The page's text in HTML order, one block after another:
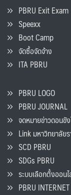
PBRU Exit Exam
Speexx
Boot Camp
จัดซื้อจัดจ้าง
ITA PBRU
PBRU LOGO
PBRU JOURNAL
จดหมายข่าวดอนขั
Link มหาวิทยาลัย
SCD PBRU
SDGs PBRU
ระบบเลือกตั้งออน
PBRU INTERNET